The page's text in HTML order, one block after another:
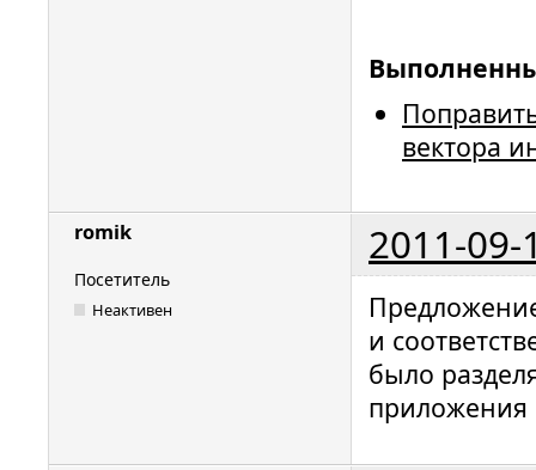
вектора
romik 2011-09-
Посетитель
Неактивен
и
было
приложения